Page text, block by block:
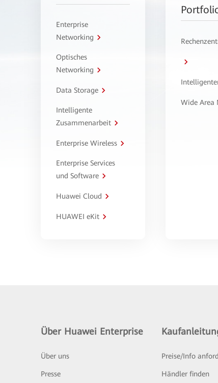
Enterprise
Networking
Optisches
Networking
Data Storage
Intelligente
Zusammenarbeit
Enterprise Wireless
Enterprise Services
und Software
Huawei Cloud
HUAWEI eKit
Wide Area
Über Huawei Enterprise
Über uns
Presse
Preise/Info
Händler finden